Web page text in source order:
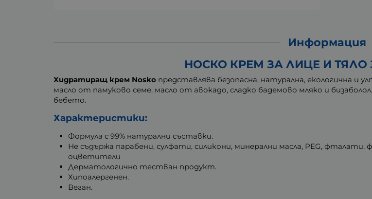
Информация
НОСКО КРЕМ ЗА ЛИЦЕ И ТЯЛО
Хидратиращ крем Nosko представлява безопасна, натурална, екологична и
масло от памуково семе, масло от авокадо, сладко бадемово мляко и
бебето.
Характеристики:
Формула с 99% натурални съставки.
Не съдържа парабени, сулфати, силикони, минерални масла, PEG,
оцветители
Дерматологично тестван продукт.
Хипоалергенен.
Веган.